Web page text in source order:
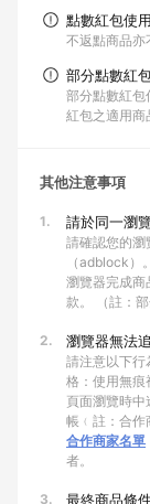
點數紅包使
不返點商品亦
部分點數紅
部分點數紅包
紅包之適用商
其他注意事項
1. 請於同一瀏
請確認您的
（adblock
瀏覽器完成商
款。 （註：
2. 瀏覽器無法
請注意以下行
格：使用無痕
頁面瀏覽時
帳﹙註：合作
合作商家名單
者。
3. 最終商品條